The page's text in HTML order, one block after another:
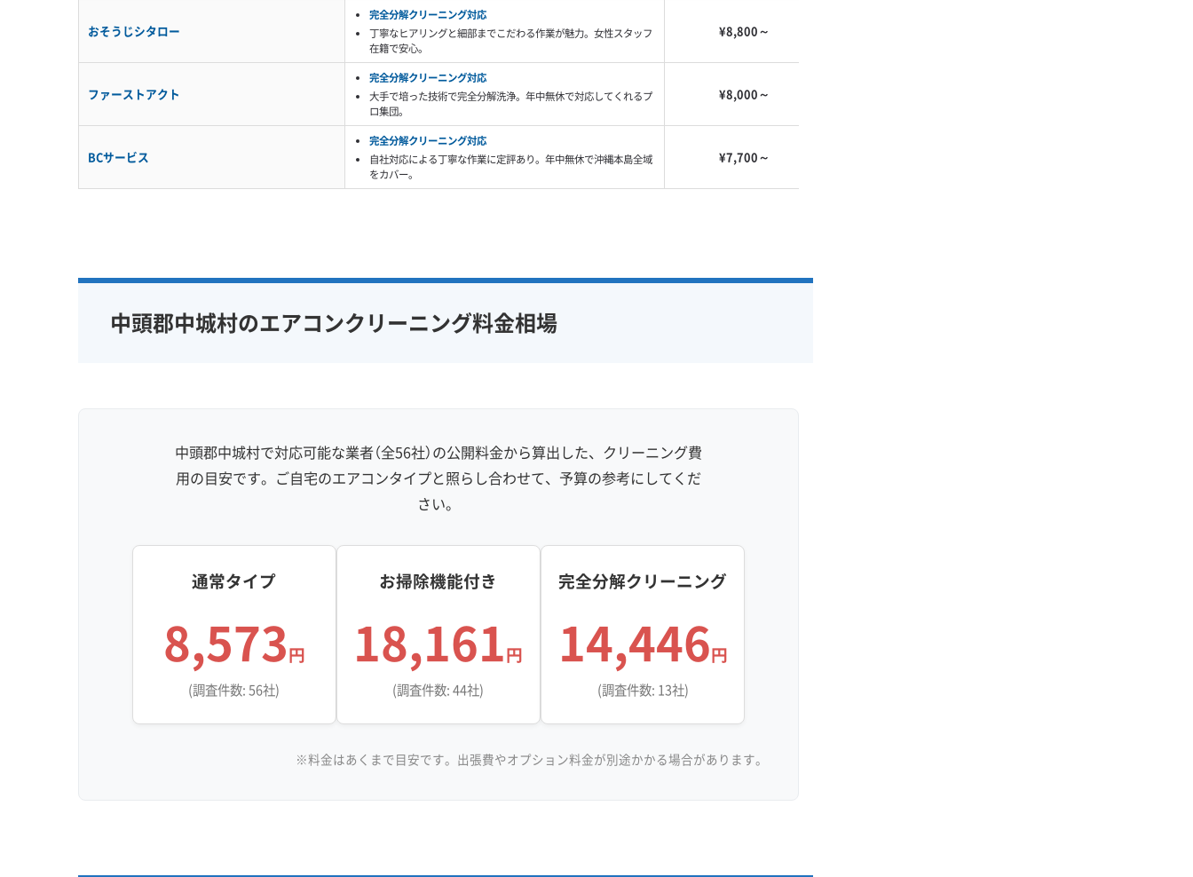
おそうじシタロー
完全分解クリーニング対応
丁寧なヒアリングと細部までこだわる作業が魅力。女性スタッフ
在籍で安心。
¥8,800～
ファーストアクト
完全分解クリーニング対応
大手で培った技術で完全分解洗浄。年中無休で対応してくれるプ
ロ集団。
¥8,000～
BCサービス
完全分解クリーニング対応
自社対応による丁寧な作業に定評あり。年中無休で沖縄本島全域
をカバー。
¥7,700～
中頭郡中城村のエアコンクリーニング料金相場
中頭郡中城村で対応可能な業者（全56社）の公開料金から算出した、クリーニング費
用の目安です。ご自宅のエアコンタイプと照らし合わせて、予算の参考にしてくだ
さい。
通常タイプ
8,573円
(調査件数: 56社)
お掃除機能付き
18,161円
(調査件数: 44社)
完全分解クリーニング
14,446円
(調査件数: 13社)
※料金はあくまで目安です。出張費やオプション料金が別途かかる場合があります。